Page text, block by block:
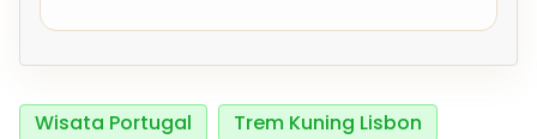
Wisata Portugal
Trem Kuning Lisbon